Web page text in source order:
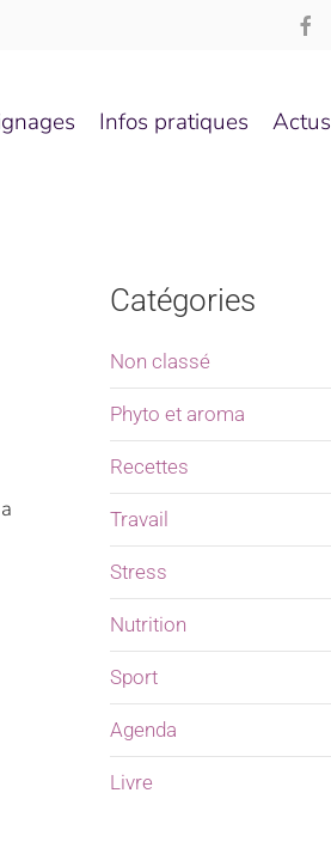
Infos pratiques Actus
Catégories
Non classé
Phyto et aroma
Recettes
Travail
Stress
Nutrition
Sport
Agenda
Livre